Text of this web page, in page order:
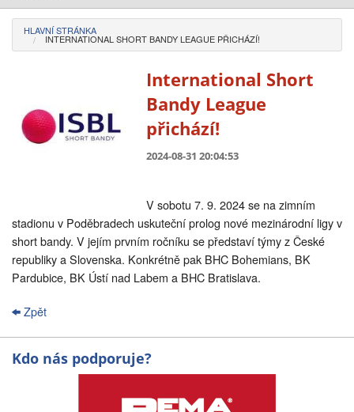
HLAVNÍ STRÁNKA
INTERNATIONAL SHORT BANDY LEAGUE PŘICHÁZÍ!
International Short
Bandy League
přichází!
2024-08-31 20:04:53
V sobotu 7. 9. 2024 se na zimním
stadionu v Poděbradech uskuteční prolog nové mezinárodní ligy v
short bandy. V jejím prvním ročníku se představí týmy z České
republiky a Slovenska. Konkrétně pak BHC Bohemians, BK
Pardubice, BK Ústí nad Labem a BHC Bratislava.
Zpět
Kdo nás podporuje?